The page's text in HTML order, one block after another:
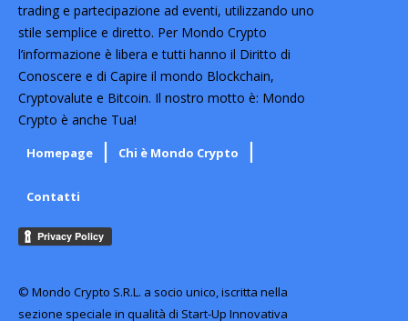
trading e partecipazione ad eventi, utilizzando uno
stile semplice e diretto. Per Mondo Crypto
l’informazione è libera e tutti hanno il Diritto di
Conoscere e di Capire il mondo Blockchain,
Cryptovalute e Bitcoin. Il nostro motto è: Mondo
Crypto è anche Tua!
Homepage Chi è Mondo Crypto
Contatti
© Mondo Crypto S.R.L. a socio unico, iscritta nella
sezione speciale in qualità di Start-Up Innovativa